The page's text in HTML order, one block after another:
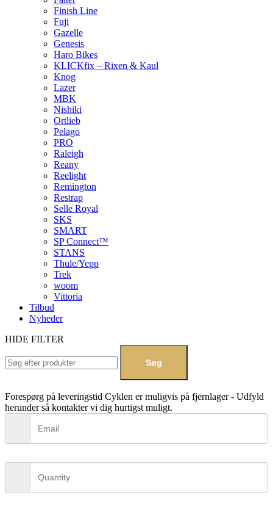
Finish Line
Fuji
Gazelle
Genesis
Haro Bikes
KLICKfix – Rixen & Kaul
Knog
Lazer
MBK
Nishiki
Ortlieb
Pelago
PRO
Raleigh
Reany
Reelight
Remington
Restrap
Selle Royal
SKS
SMART
SP Connect™
STANS
Thule/Yepp
Trek
woom
Vittoria
Tilbud
Nyheder
HIDE FILTER
Søg
Forespørg på leveringstid Cyklen er muligvis på fjernlager - Udfyld
herunder så kontakter vi dig hurtigst muligt.